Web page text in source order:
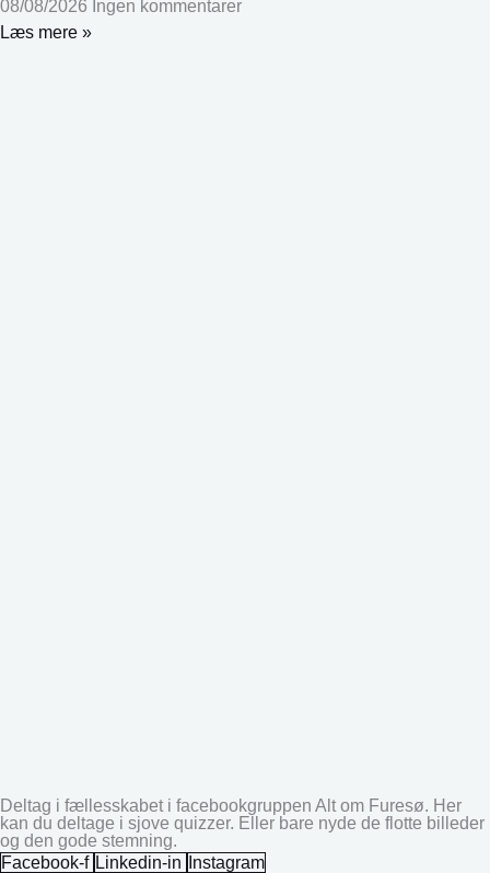
08/08/2026 Ingen kommentarer
Læs mere »
Deltag i fællesskabet i facebookgruppen Alt om Furesø. Her
kan du deltage i sjove quizzer. Eller bare nyde de flotte billeder
og den gode stemning.
Facebook-f Linkedin-in
Instagram